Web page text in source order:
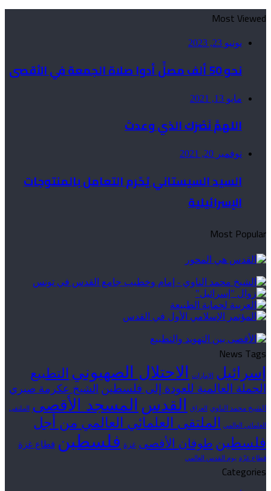
Most Viewed
يونيو 23, 2023
نحو 50 ألف مصلٍّ أدوا صلاة الجمعة في الأقصى
مايو 13, 2021
اللهمَّ نَصْرَك الذي وعدتَ
نوفمبر 20, 2021
السيد السيستاني يُحّرم التعامل بالمنتوجات
الإسرائيلية
Most Popular
News Tags
إسرائيل الإمارات الاحتلال الصهيوني التطبيع
الحملة العالمية للعودة إلى فلسطين الشيخ عكرمة صبري
الشيخ محمد الناوي العراق القدس المسجد الأقصى الملتقى
العلمائي العالمي الملتقى العلمائي العالمي من أجل
فلسطين طوفان الأقصى غزة فلسطين قطاع غزة
قطاع غزّة يوم القدس العالمي
Categories